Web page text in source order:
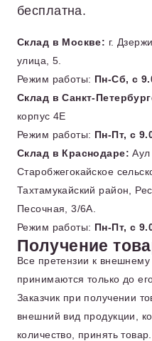
бесплатна.
Склад в Москве: г.
улица, 5.
Режим работы: Пн-Сб, с
Склад в Санкт-
корпус 4Е
Режим работы: Пн-Пт, с
Склад в Краснодаре: Аул
Старобжегокайское
Тахтамукайский район,
Песочная, 3/6А.
Режим работы: Пн-Пт, с
Получение
Все претензии к внешнему
принимаются только до
Заказчик при получении
внешний вид продукции,
количество, принять товар.